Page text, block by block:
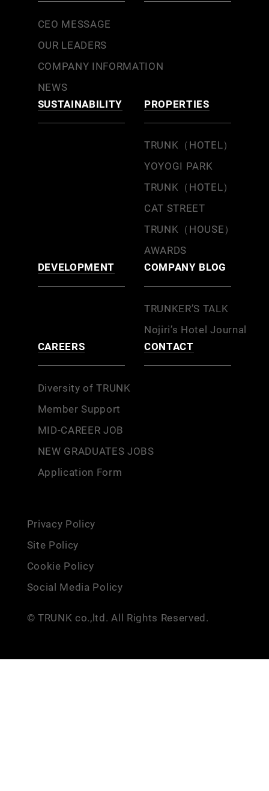
CEO MESSAGE
OUR LEADERS
COMPANY INFORMATION
NEWS
SUSTAINABILITY PROPERTIES
TRUNK（HOTEL）
YOYOGI PARK
TRUNK（HOTEL）
CAT STREET
TRUNK（HOUSE）
AWARDS
DEVELOPMENT
COMPANY BLOG
TRUNKER’S TALK
Nojiri’s Hotel Journal
CAREERS
Diversity of TRUNK
Member Support
MID-CAREER JOB
NEW GRADUATES JOBS
Application Form
CONTACT
Privacy Policy
Site Policy
Cookie Policy
Social Media Policy
© TRUNK co.,ltd. All Rights Reserved.